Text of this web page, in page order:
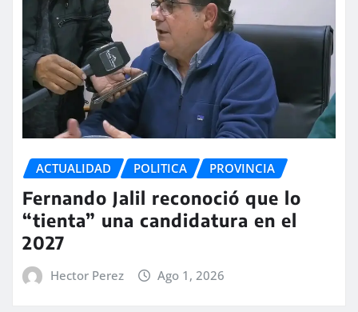
ACTUALIDAD POLITICA PROVINCIA
Fernando Jalil reconoció que lo
“tienta” una candidatura en el
2027
Hector Perez Ago 1, 2026